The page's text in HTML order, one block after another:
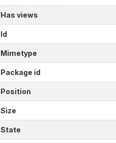
Has views
Id
Mimetype
Package id
Position
Size
State